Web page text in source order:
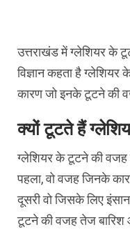
उत्तराखंड में ग्लेशियर के
विज्ञान कहता है
कारण जो इनके टूटने की
क्यों टूटते हैं
ग्लेशियर के टूटने की वजह
पहला, वो वजह जिनके
दूसरी वो जिसके लिए
टूटने की वजह तेज बारिश